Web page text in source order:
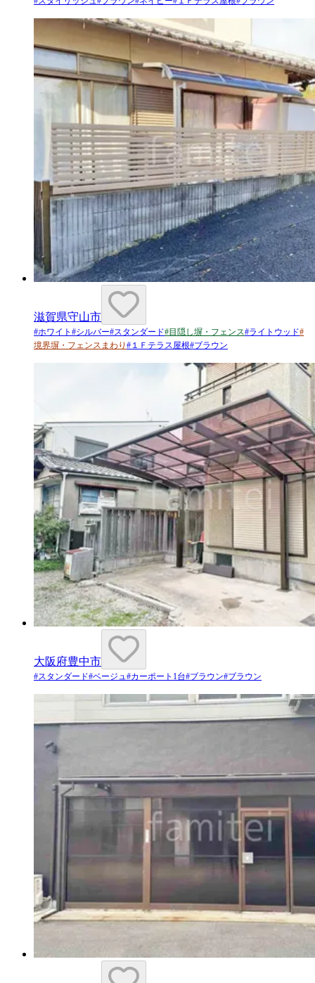
滋賀県守山市
#ホワイト #シルバー#スタンダード#目隠し塀・フェンス#ライトウッド#
境界塀・フェンスまわり # １Ｆテラス屋根#ブラウン
大阪府豊中市
#スタンダード#ベージュ#カーポート1台#ブラウン#ブラウン